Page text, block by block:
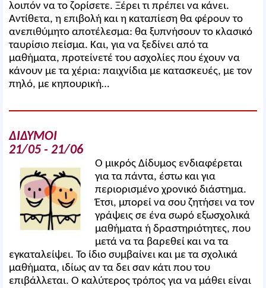
λοιπόν να το ζορίσετε. Ξέρει τι πρέπει να κάνει.
Αντίθετα, η επιβολή και η καταπίεση θα φέρουν το
ανεπιθύμητο αποτέλεσμα: θα ξυπνήσουν το κλασικό
ταυρίσιο πείσμα. Και, για να ξεδίνει από τα
μαθήματα, προτείνετέ του ασχολίες που έχουν να
κάνουν με τα χέρια: παιχνίδια με κατασκευές, με τον
πηλό, με κηπουρική…
ΔΙΔΥΜΟΙ
21/05 - 21/06
Ο μικρός Δίδυμος ενδιαφέρεται
για τα πάντα, έστω και για
περιορισμένο χρονικό διάστημα.
Έτσι, μπορεί να σου ζητήσει να τον
γράψεις σε ένα σωρό εξωσχολικά
μαθήματα ή δραστηριότητες, που
μετά να τα βαρεθεί και να τα
εγκαταλείψει. Το ίδιο συμβαίνει και με τα σχολικά
μαθήματα, ιδίως αν τα δει σαν κάτι που του
επιβάλλεται. Ο καλύτερος τρόπος για να μάθει είναι